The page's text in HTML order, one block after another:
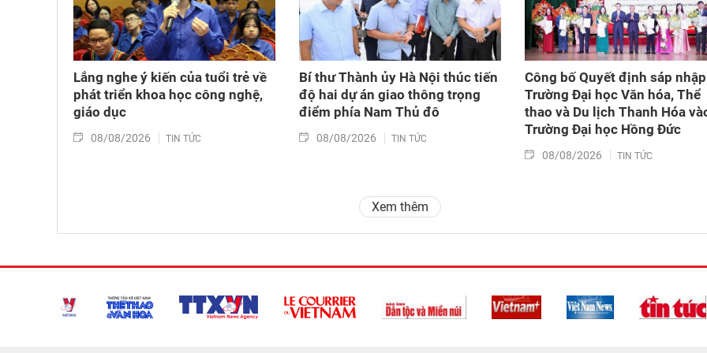
Lắng nghe ý kiến của tuổi trẻ về
phát triển khoa học công nghệ,
giáo dục
08/08/2026 TIN TỨC
Bí thư Thành ủy Hà Nội thúc tiến
độ hai dự án giao thông trọng
điểm phía Nam Thủ đô
08/08/2026 TIN TỨC
Công bố Quyết định sáp nhập
Trường Đại học Văn hóa, Thể
thao và Du lịch Thanh Hóa
Trường Đại học Hồng Đức
08/08/2026 TIN TỨC
Xem thêm